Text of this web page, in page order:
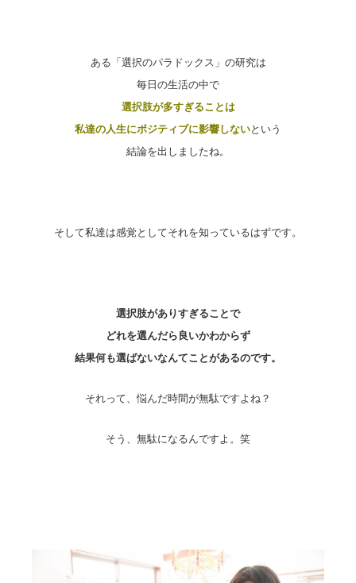
ある「選択のパラドックス」の研究は
毎日の生活の中で
選択肢が多すぎることは
私達の人生にポジティブに影響しないという
結論を出しましたね。
そして私達は感覚としてそれを知っているはずです。
選択肢がありすぎることで
どれを選んだら良いかわからず
結果何も選ばないなんてことがあるのです。
それって、悩んだ時間が無駄ですよね？
そう、無駄になるんですよ。笑